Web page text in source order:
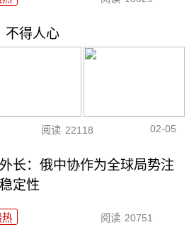
不得人心
阅读 22118 02-05
长：俄中协作为全球局势注
定性
热 阅读 20751